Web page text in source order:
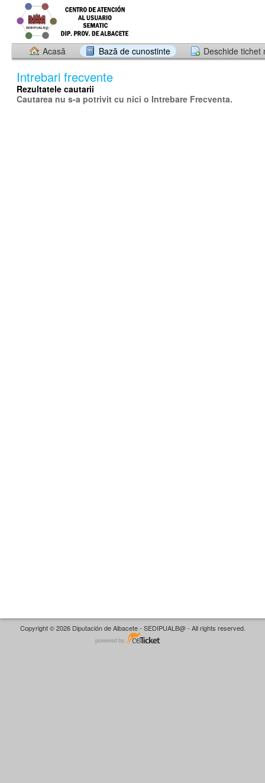
Acasă Bază de cunostinte Deschide tichet
Intrebari frecvente
Rezultatele cautarii
Cautarea nu s-a potrivit cu nici o Intrebare Frecventa.
Copyright © 2026 Diputación de Albacete - SEDIPUALB@ - All rights reserved.